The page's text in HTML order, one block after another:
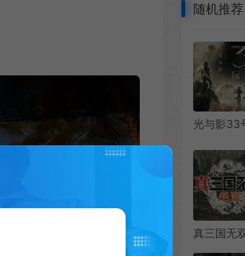
随机推荐
光与影33
制RPG游
真三国无